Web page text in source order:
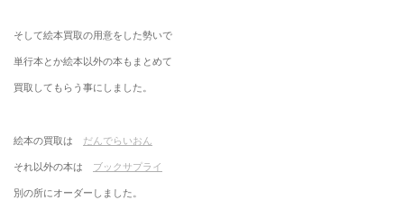
そして絵本買取の用意をした勢いで
単行本とか絵本以外の本もまとめて
買取してもらう事にしました。
絵本の買取は だんでらいおん
それ以外の本は ブックサプライ
別の所にオーダーしました。